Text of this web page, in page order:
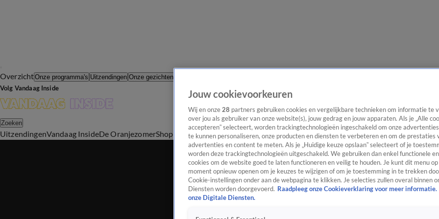
OverzichtOnze programma's Uitzendingen Onze gezichten
Volg Vandaag Inside
Zoeken
UitzendingenVandaag InsideDe OranjezomerShop Uitzending bijwonen
Jouw cookievoorkeuren
Wij en onze 28 partners gebruiken cookies en vergelijkbare technieken om informatie te
over jou als gebruiker van onze website(s), jouw gedrag en jouw apparaten. Als je „Alle
accepteren” selecteert, worden trackingtechnologieën ingeschakeld om onze
te kunnen personaliseren, onze producten en diensten te verbeteren en om de prestaties
advertenties en content te meten. Als je „Huidige keuze opslaan” selecteert of je
worden deze trackingtechnologieën uitgeschakeld. We gebruiken dan enkel functionele
cookies om de website goed te laten functioneren en veilig te houden. Je kunt dit menu
moment opnieuw openen om je keuzes te wijzigen of om je toestemming in te trekken
Cookie-instellingen onder aan de webpagina te klikken. Je selecties zullen overal binnen
Diensten worden doorgevoerd. Raadpleeg onze Cookieverklaring voor meer informatie.
onze Digitale Diensten.